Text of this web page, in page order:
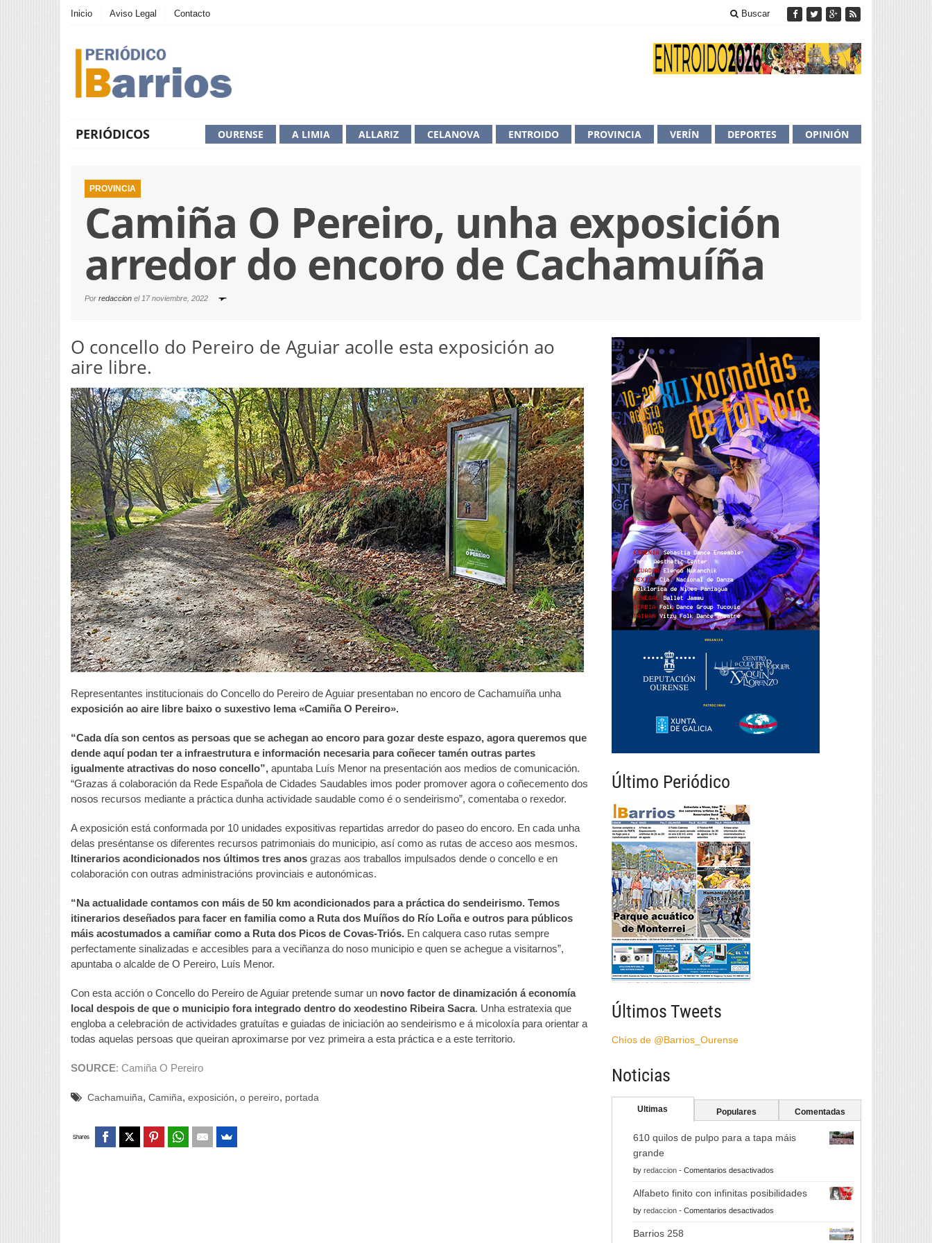
Inicio Aviso Legal Contacto Buscar
PERIÓDICOS OPINIÓN
DEPORTES
VERÍN
PROVINCIA
ENTROIDO
CELANOVA
ALLARIZ
A LIMIA
OURENSE
PROVINCIA
Camiña O Pereiro, unha exposición
arredor do encoro de Cachamuíña
Por redaccion el 17 noviembre, 2022
O concello do Pereiro de Aguiar acolle esta exposición ao
aire libre.
Representantes institucionais do Concello do Pereiro de Aguiar presentaban no encoro de Cachamuíña unha
exposición ao aire libre baixo o suxestivo lema «Camiña O Pereiro».
“Cada día son centos as persoas que se achegan ao encoro para gozar deste espazo, agora queremos que
dende aquí podan ter a infraestrutura e información necesaria para coñecer tamén outras partes
igualmente atractivas do noso concello”, apuntaba Luís Menor na presentación aos medios de comunicación.
“Grazas á colaboración da Rede Española de Cidades Saudables imos poder promover agora o coñecemento dos
nosos recursos mediante a práctica dunha actividade saudable como é o sendeirismo”, comentaba o rexedor.
A exposición está conformada por 10 unidades expositivas repartidas arredor do paseo do encoro. En cada unha
delas preséntanse os diferentes recursos patrimoniais do municipio, así como as rutas de acceso aos mesmos.
Itinerarios acondicionados nos últimos tres anos grazas aos traballos impulsados dende o concello e en
colaboración con outras administracións provinciais e autonómicas.
“Na actualidade contamos con máis de 50 km acondicionados para a práctica do sendeirismo. Temos
itinerarios deseñados para facer en familia como a Ruta dos Muíños do Río Loña e outros para públicos
máis acostumados a camiñar como a Ruta dos Picos de Covas-Triós. En calquera caso rutas sempre
perfectamente sinalizadas e accesibles para a veciñanza do noso municipio e quen se achegue a visitarnos”,
apuntaba o alcalde de O Pereiro, Luís Menor.
Con esta acción o Concello do Pereiro de Aguiar pretende sumar un novo factor de dinamización á economía
local despois de que o municipio fora integrado dentro do xeodestino Ribeira Sacra. Unha estratexia que
engloba a celebración de actividades gratuítas e guiadas de iniciación ao sendeirismo e á micoloxía para orientar a
todas aquelas persoas que queiran aproximarse por vez primeira a esta práctica e a este territorio.
SOURCE: Camiña O Pereiro
Cachamuiña, Camiña, exposición, o pereiro, portada
Shares
Último Periódico
Últimos Tweets
Chíos de @Barrios_Ourense
Noticias
Ultimas Populares Comentadas
610 quilos de pulpo para a tapa máis
grande
by redaccion - Comentarios desactivados
610
Alfabeto finito con infinitas posibilidades
by redaccion - Comentarios desactivados
Alfabeto
Barrios 258